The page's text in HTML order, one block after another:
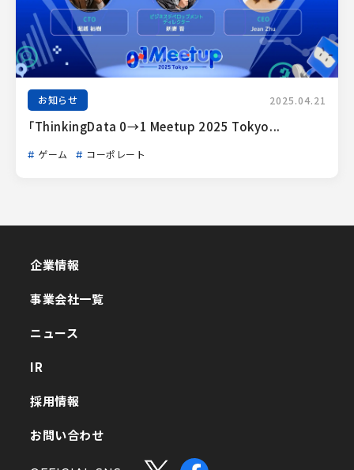
お知らせ 2025.04.21
「ThinkingData 0→1 Meetup 2025 Tokyo...
ゲーム コーポレート
企業情報
事業会社一覧
ニュース
IR
採用情報
お問い合わせ